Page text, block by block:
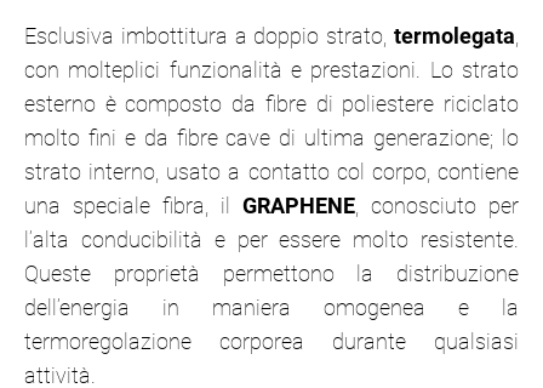
Esclusiva imbottitura a doppio strato, termolegata,
con molteplici funzionalità e prestazioni. Lo strato
esterno è composto da fibre di poliestere riciclato
molto fini e da fibre cave di ultima generazione; lo
strato interno, usato a contatto col corpo, contiene
una speciale fibra, il GRAPHENE, conosciuto per
l’alta conducibilità e per essere molto resistente.
Queste proprietà permettono la distribuzione
dell’energia in maniera omogenea e la
termoregolazione corporea durante qualsiasi
attività.